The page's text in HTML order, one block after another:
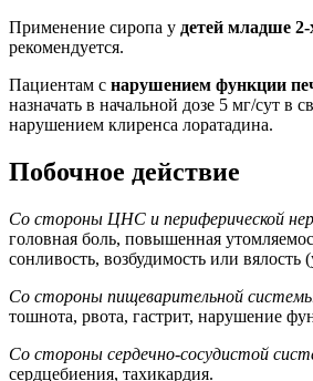
Применение сиропа у детей младше 2-
рекомендуется.
Пациентам с нарушением функции
назначать в начальной дозе 5 мг/сут в
нарушением клиренса лоратадина.
Побочное действие
Со стороны ЦНС и периферической
головная боль, повышенная
сонливость, возбудимость или вялость
Со стороны пищеварительной
тошнота, рвота, гастрит, нарушение
Со стороны сердечно-сосудистой
сердцебиения, тахикардия.